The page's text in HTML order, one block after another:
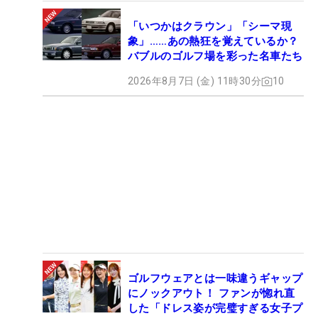
「いつかはクラウン」「シーマ現
象」……あの熱狂を覚えているか？
バブルのゴルフ場を彩った名車たち
2026年8月7日 (金) 11時30分 10
ゴルフウェアとは一味違うギャップ
にノックアウト！ ファンが惚れ直
した「ドレス姿が完璧すぎる女子プ